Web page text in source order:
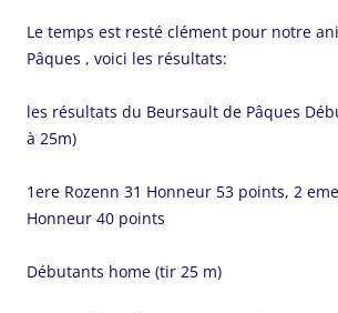
Le temps est resté clément pour notre
Pâques , voici les résultats:
les résultats du Beursault de Pâques
à 25m)
1ere Rozenn 31 Honneur 53 points, 2
Honneur 40 points
Débutants home (tir 25 m)